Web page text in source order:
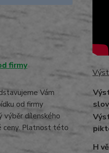
firmy
Vám
od firmy
výběr dílenského
ceny. Platnost této
H